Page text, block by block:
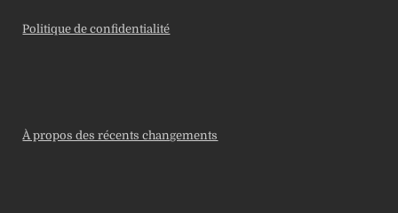
Politique de confidentialité
À propos des récents changements